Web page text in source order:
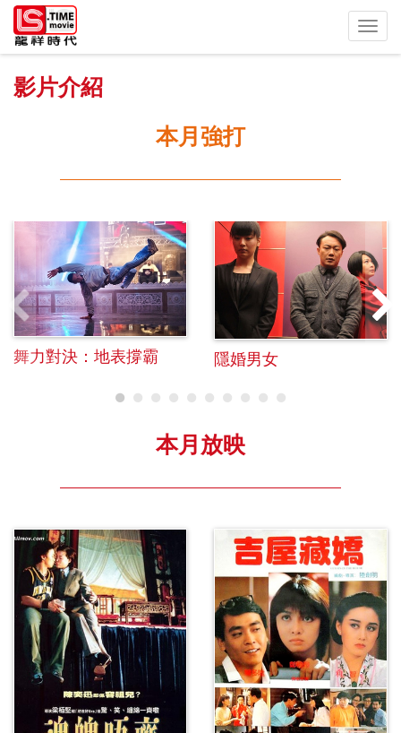
影片介紹
本月強打
舞力對決：地表撐霸 隱婚男女
本月放映